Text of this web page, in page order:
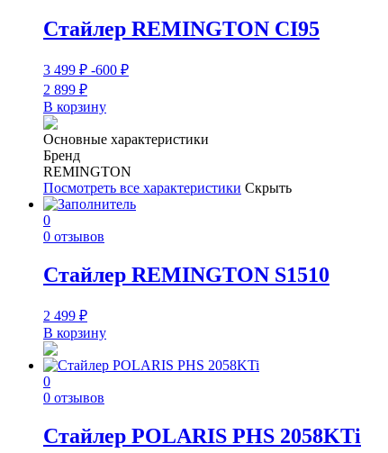
Стайлер REMINGTON CI95
3 499 ₽ -600 ₽
2 899 ₽
В корзину
Основные характеристики
Бренд
REMINGTON
Посмотреть все характеристики Скрыть
0
0 отзывов
Стайлер REMINGTON S1510
2 499 ₽
В корзину
0
0 отзывов
Стайлер POLARIS PHS 2058KTi